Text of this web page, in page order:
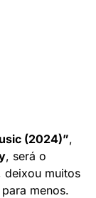
(2024)”,
, será o
deixou muitos
menos.